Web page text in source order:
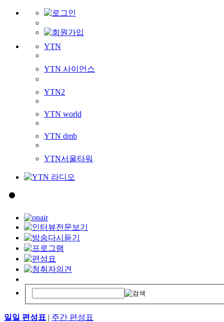
YTN
YTN 사이언스
YTN2
YTN world
YTN dmb
YTN서울타워
일일 편성표 | 주간 편성표